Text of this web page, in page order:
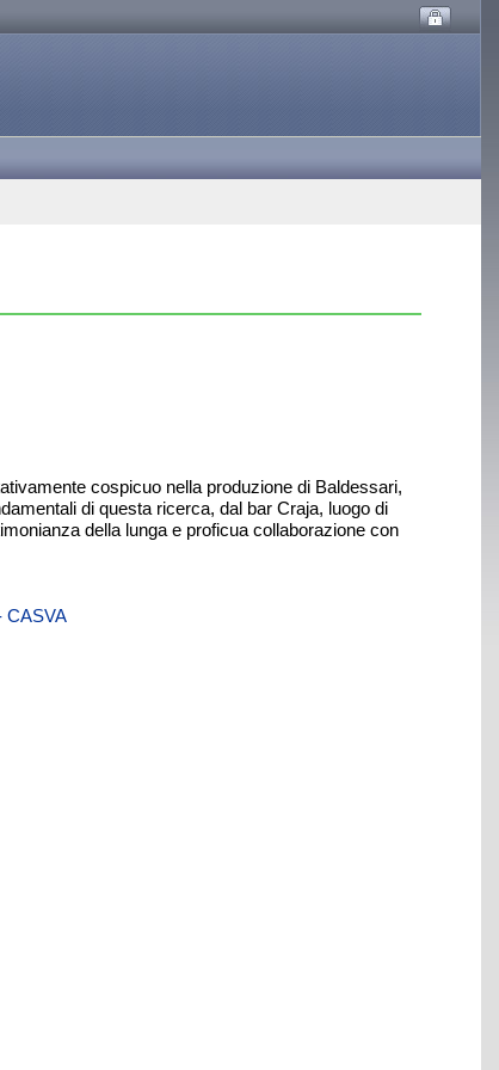
cospicuo nella produzione di Baldessari,
di questa ricerca, dal bar Craja, luogo di
della lunga e proficua collaborazione con
CASVA